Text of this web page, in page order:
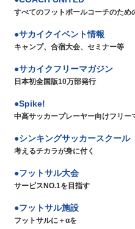
すべてのフットボールコーチのため
サカイクイベント情報
キャンプ、合宿大会、セミナー等
サカイクフリーマガジン
日本初全国版10万部発行
Spike!
中高サッカープレーヤー向けフリー
シンキングサッカースクール
考えるチカラが身に付く
フットサル大会
サービスNO.1を目指す
フットサル施設
フットサルに＋αを